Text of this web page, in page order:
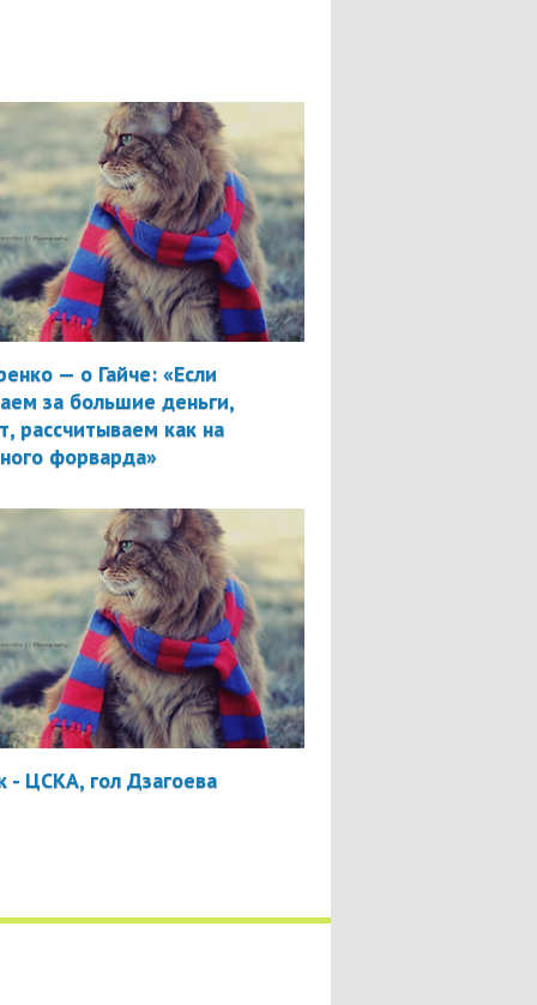
— о Гайче: «Если
за большие деньги,
рассчитываем как на
форварда»
- ЦСКА, гол Дзагоева